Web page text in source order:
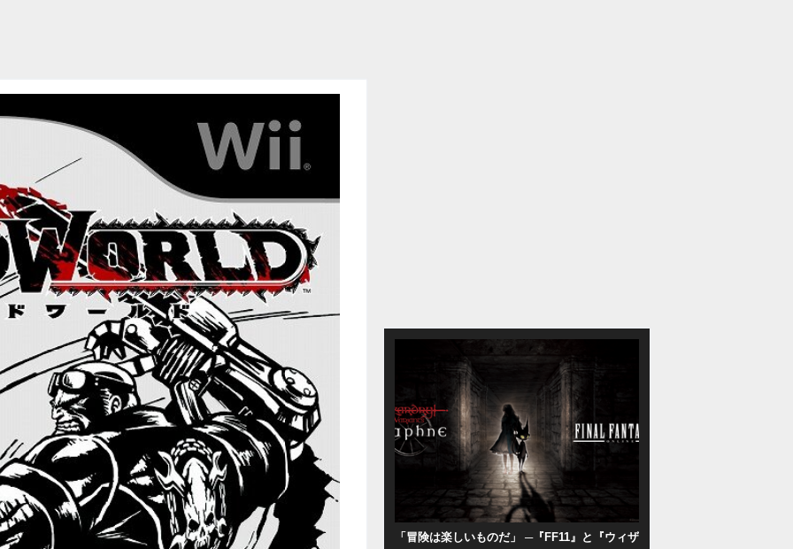
「冒険は楽しいものだ」 ─『FF11』と『ウィザ